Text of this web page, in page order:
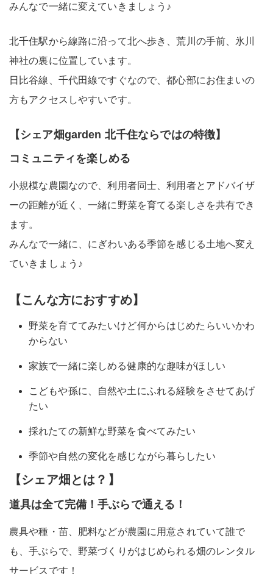
みんなで一緒に変えていきましょう♪
北千住駅から線路に沿って北へ歩き、荒川の手前、氷川
神社の裏に位置しています。
日比谷線、千代田線ですぐなので、都心部にお住まいの
方もアクセスしやすいです。
【シェア畑garden 北千住ならではの特徴】
コミュニティを楽しめる
小規模な農園なので、利用者同士、利用者とアドバイザ
ーの距離が近く、一緒に野菜を育てる楽しさを共有でき
ます。
みんなで一緒に、にぎわいある季節を感じる土地へ変え
ていきましょう♪
【こんな方におすすめ】
野菜を育ててみたいけど何からはじめたらいいかわ
からない
家族で一緒に楽しめる健康的な趣味がほしい
こどもや孫に、自然や土にふれる経験をさせてあげ
たい
採れたての新鮮な野菜を食べてみたい
季節や自然の変化を感じながら暮らしたい
【シェア畑とは？】
道具は全て完備！手ぶらで通える！
農具や種・苗、肥料などが農園に用意されていて誰で
も、手ぶらで、 野菜づくりがはじめられる畑のレンタル
サービス です！